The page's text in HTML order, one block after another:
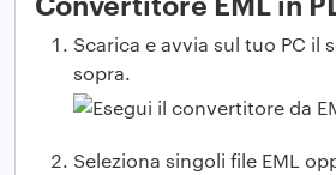
Scarica e avvia sul tuo PC il
sopra.
Seleziona singoli file EML